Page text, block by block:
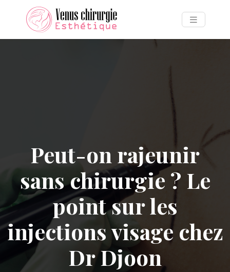
Peut-on rajeunir
sans chirurgie ? Le
point sur les
injections visage chez
Dr Djoon